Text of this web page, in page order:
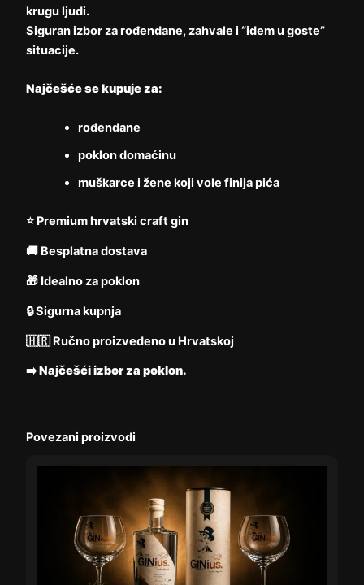
krugu ljudi.
Siguran izbor za rođendane, zahvale i “idem u goste”
situacije.
Najčešće se kupuje za:
rođendane
poklon domaćinu
muškarce i žene koji vole finija pića
⭐ Premium hrvatski craft gin
🚚 Besplatna dostava
🎁 Idealno za poklon
🔒 Sigurna kupnja
🇭🇷 Ručno proizvedeno u Hrvatskoj
➡️Najčešći izbor za poklon.
Povezani proizvodi